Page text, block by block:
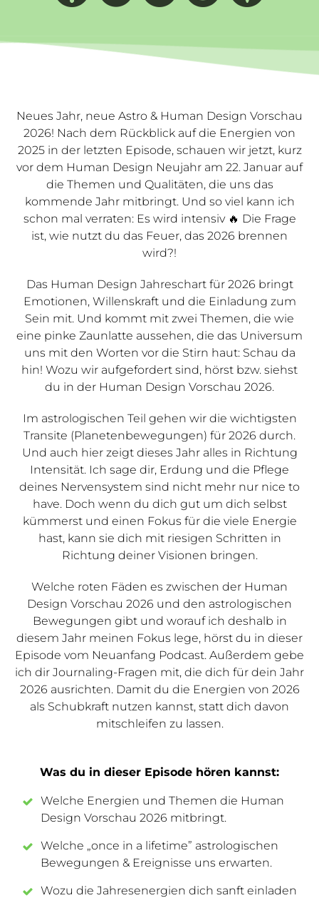
Neues Jahr, neue Astro & Human Design Vorschau
2026! Nach dem Rückblick auf die Energien von
2025 in der letzten Episode, schauen wir jetzt, kurz
vor dem Human Design Neujahr am 22. Januar auf
die Themen und Qualitäten, die uns das
kommende Jahr mitbringt. Und so viel kann ich
schon mal verraten: Es wird intensiv 🔥 Die Frage
ist, wie nutzt du das Feuer, das 2026 brennen
wird?!
Das Human Design Jahreschart für 2026 bringt
Emotionen, Willenskraft und die Einladung zum
Sein mit. Und kommt mit zwei Themen, die wie
eine pinke Zaunlatte aussehen, die das Universum
uns mit den Worten vor die Stirn haut: Schau da
hin! Wozu wir aufgefordert sind, hörst bzw. siehst
du in der Human Design Vorschau 2026.
Im astrologischen Teil gehen wir die wichtigsten
Transite (Planetenbewegungen) für 2026 durch.
Und auch hier zeigt dieses Jahr alles in Richtung
Intensität. Ich sage dir, Erdung und die Pflege
deines Nervensystem sind nicht mehr nur nice to
have. Doch wenn du dich gut um dich selbst
kümmerst und einen Fokus für die viele Energie
hast, kann sie dich mit riesigen Schritten in
Richtung deiner Visionen bringen.
Welche roten Fäden es zwischen der Human
Design Vorschau 2026 und den astrologischen
Bewegungen gibt und worauf ich deshalb in
diesem Jahr meinen Fokus lege, hörst du in dieser
Episode vom Neuanfang Podcast. Außerdem gebe
ich dir Journaling-Fragen mit, die dich für dein Jahr
2026 ausrichten. Damit du die Energien von 2026
als Schubkraft nutzen kannst, statt dich davon
mitschleifen zu lassen.
Was du in dieser Episode hören kannst:
Welche Energien und Themen die Human
Design Vorschau 2026 mitbringt.
Welche „once in a lifetime” astrologischen
Bewegungen & Ereignisse uns erwarten.
Wozu die Jahresenergien dich sanft einladen